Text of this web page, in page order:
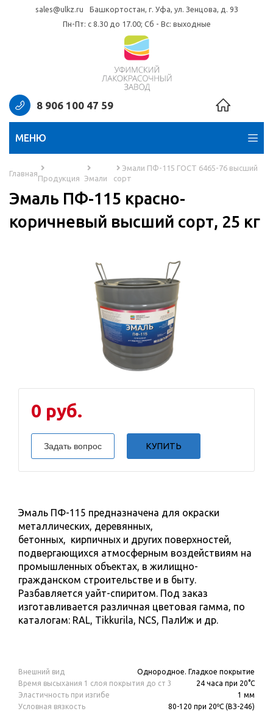
sales@ulkz.ru
Башкортостан, г. Уфа, ул. Зенцова, д. 93
Пн-Пт: с 8.30 до 17.00; Сб - Вс: выходные
8 906 100 47 59
МЕНЮ
Главная
Продукция Эмали
Эмали ПФ-115 ГОСТ 6465-76 высший
сорт
Эмаль ПФ-115 красно-
коричневый высший сорт, 25 кг
0 руб.
Задать вопрос КУПИТЬ
Эмаль ПФ-115 предназначена для окраски
металлических, деревянных,
бетонных, кирпичных и других поверхностей,
подвергающихся атмосферным воздействиям на
промышленных объектах, в жилищно-
гражданском строительстве и в быту.
Разбавляется уайт-спиритом. Под заказ
изготавливается различная цветовая гамма, по
каталогам: RAL, Tikkurila, NCS, ПалИж и др.
Внешний вид
Однородное. Гладкое покрытие
Время высыхания 1 слоя покрытия до ст 3
24 часа при 20°С
Эластичность при изгибе
1 мм
Условная вязкость
80-120 при 20ºС (ВЗ-246)